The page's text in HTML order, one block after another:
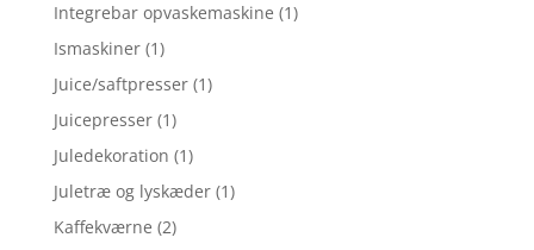
Integrebar opvaskemaskine (1)
Ismaskiner (1)
Juice/saftpresser (1)
Juicepresser (1)
Juledekoration (1)
Juletræ og lyskæder (1)
Kaffekværne (2)